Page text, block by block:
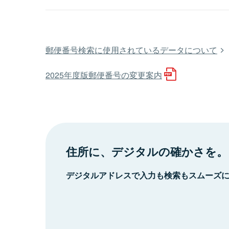
郵便番号検索に使用されているデータについて
2025年度版郵便番号の変更案内
住所に、デジタルの確かさを。
デジタルアドレスで入力も検索もスムーズ